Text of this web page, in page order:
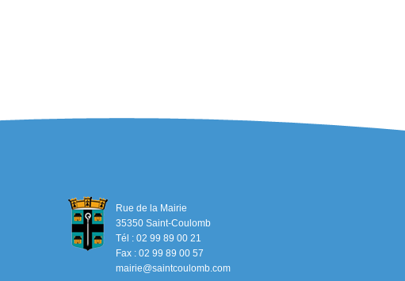
Rue de la Mairie
35350 Saint-Coulomb
Tél : 02 99 89 00 21
Fax : 02 99 89 00 57
mairie@saintcoulomb.com